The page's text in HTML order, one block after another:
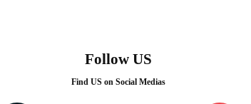
Follow US
Find US on Social Medias